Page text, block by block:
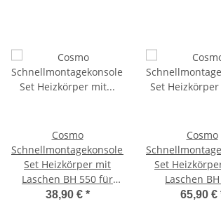
Cosmo
Schnellmontagekonsolen
Set Heizkörper mit
Laschen BH 550 für
Kermi 4 Sets
38,90 € *
Cosmo
Set
Laschen
universal 8
65,90 €